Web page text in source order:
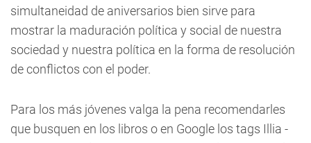
simultaneidad de aniversarios bien sirve para
mostrar la maduración política y social de nuestra
sociedad y nuestra política en la forma de resolución
de conflictos con el poder.
Para los más jóvenes valga la pena recomendarles
que busquen en los libros o en Google los tags Illia -